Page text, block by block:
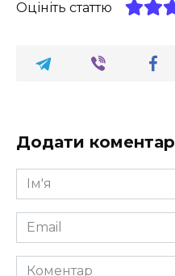
Оцініть статтю
Додати коментар
Ім'я
*
Email
*
Коментар